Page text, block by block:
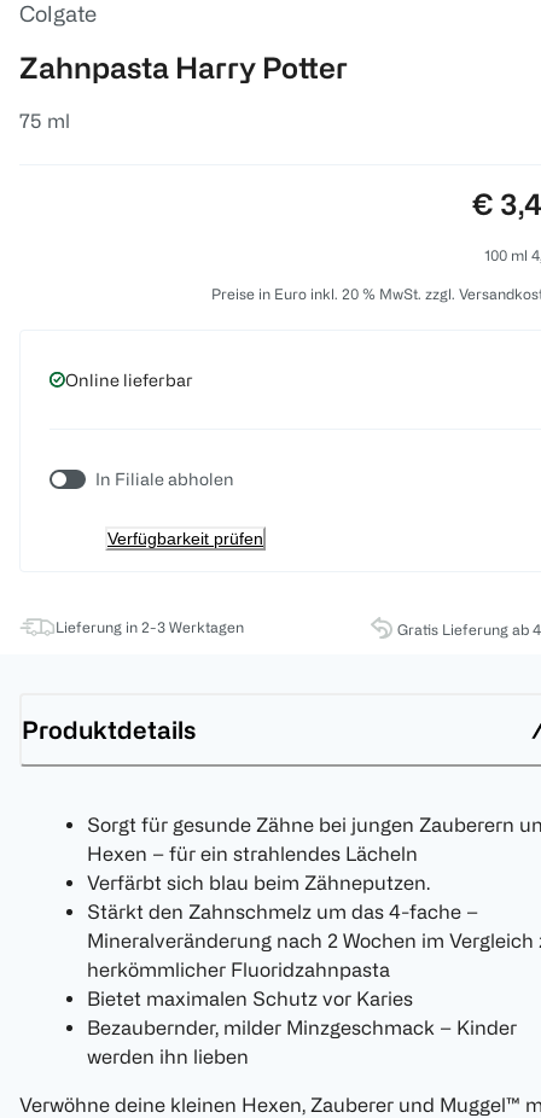
Colgate
Zahnpasta Harry Potter
75 ml
€
100 ml
Preise in Euro inkl. 20 % MwSt. zzgl.
Online lieferbar
In Filiale abholen
Verfügbarkeit prüfen
Lieferung in 2-3 Werktagen Gratis Lieferung ab
Produktdetails
Sorgt für gesunde Zähne bei jungen Zauberern
Hexen – für ein strahlendes Lächeln
Verfärbt sich blau beim Zähneputzen.
Stärkt den Zahnschmelz um das 4-fache –
Mineralveränderung nach 2 Wochen im Vergleich
herkömmlicher Fluoridzahnpasta
Bietet maximalen Schutz vor Karies
Bezaubernder, milder Minzgeschmack – Kinder
werden ihn lieben
Verwöhne deine kleinen Hexen, Zauberer und Muggel™